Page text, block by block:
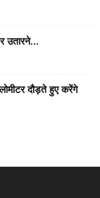
उतारने...
दौड़ते हुए करेंगे